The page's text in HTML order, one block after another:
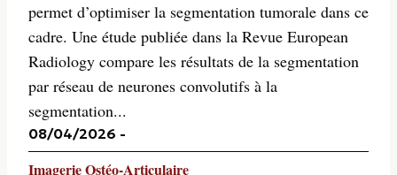
permet d’optimiser la segmentation tumorale dans ce
cadre. Une étude publiée dans la Revue European
Radiology compare les résultats de la segmentation
par réseau de neurones convolutifs à la
segmentation...
08/04/2026 -
Imagerie Ostéo-Articulaire